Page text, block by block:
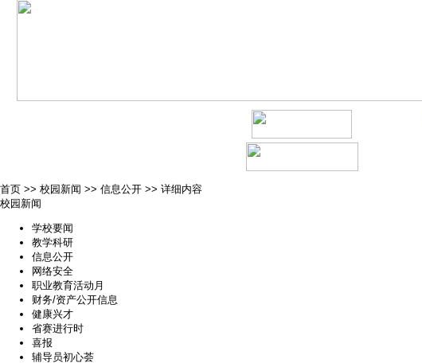
首页 >> 校园新闻 >> 信息公开 >> 详细内容
校园新闻
学校要闻
教学科研
信息公开
网络安全
职业教育活动月
财务/资产公开信息
健康兴才
省赛进行时
喜报
辅导员初心荟